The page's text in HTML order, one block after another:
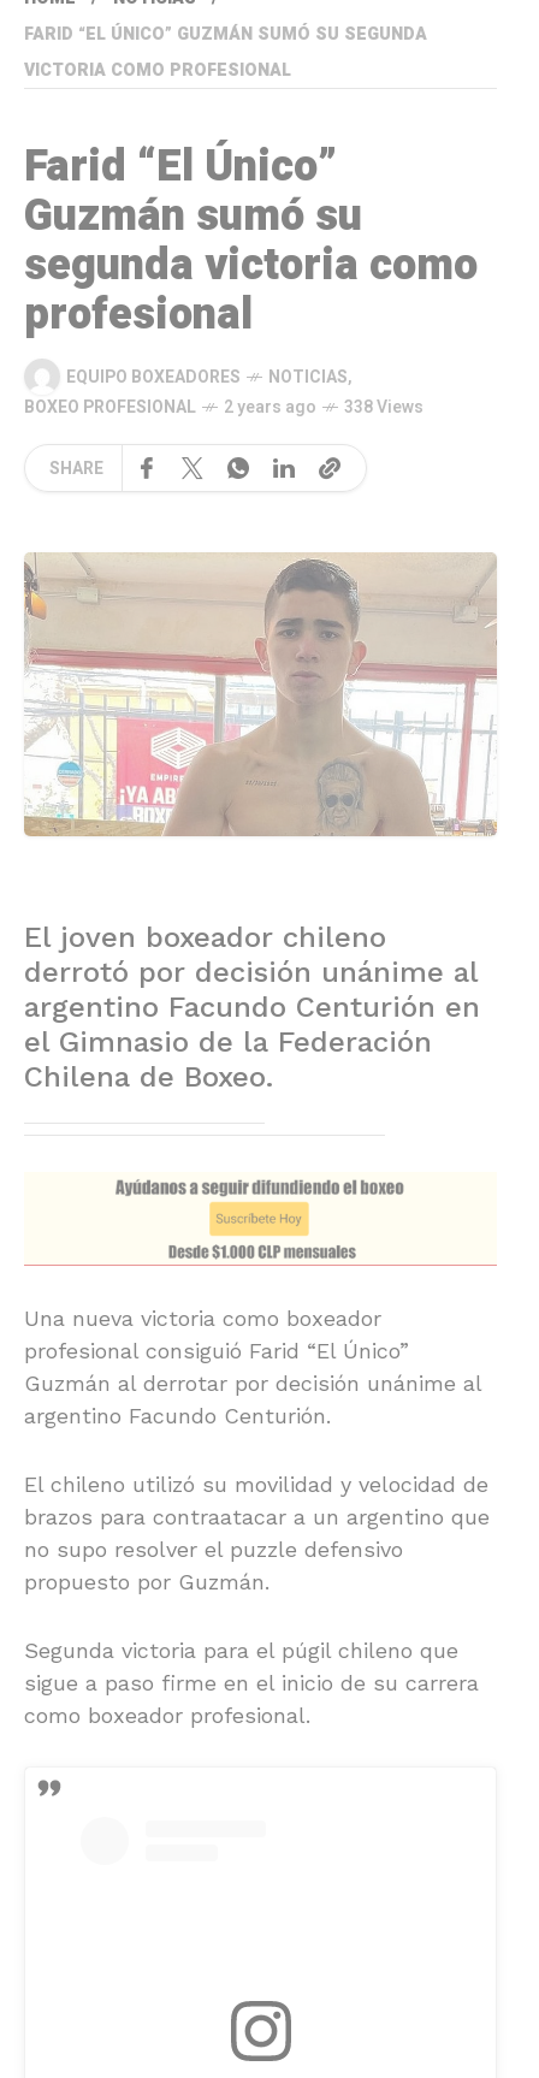
FARID “EL ÚNICO” GUZMÁN SUMÓ SU SEGUNDA
VICTORIA COMO PROFESIONAL
Farid “El Único”
Guzmán sumó su
segunda victoria como
profesional
EQUIPO BOXEADORES NOTICIAS,
BOXEO PROFESIONAL
2 years ago 338 Views
SHARE
El joven boxeador chileno
derrotó por decisión unánime al
argentino Facundo Centurión en
el Gimnasio de la Federación
Chilena de Boxeo.
Una nueva victoria como boxeador
profesional consiguió Farid “El Único”
Guzmán al derrotar por decisión unánime al
argentino Facundo Centurión.
El chileno utilizó su movilidad y velocidad de
brazos para contraatacar a un argentino que
no supo resolver el puzzle defensivo
propuesto por Guzmán.
Segunda victoria para el púgil chileno que
sigue a paso firme en el inicio de su carrera
como boxeador profesional.